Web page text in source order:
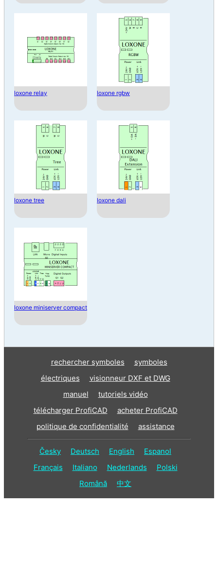
loxone relay loxone rgbw
loxone tree loxone dali
loxone miniserver compact
rechercher symboles
symboles
électriques
visionneur DXF et DWG
manuel
tutoriels vidéo
télécharger ProfiCAD
acheter ProfiCAD
politique de confidentialité
assistance
Česky Deutsch English
Espanol
Français
Italiano Nederlands
Polski
Română
中文